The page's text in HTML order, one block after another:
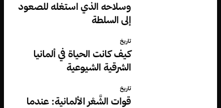
وسلاحه الذي استغله للصعود
إلى السلطة
تاريخ
كيف كانت الحياة في ألمانيا
الشرقية الشيوعية
تاريخ
قوات الشَّعْر الألمانية: عندما